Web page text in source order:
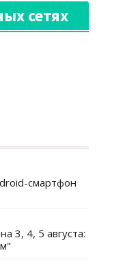
сетях
смартфон
3, 4, 5 августа: